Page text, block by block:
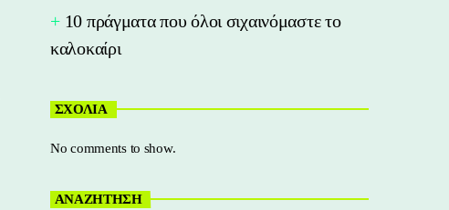
10 πράγματα που όλοι σιχαινόμαστε το
καλοκαίρι
ΣΧΟΛΙΑ
No comments to show.
ΑΝΑΖΗΤΗΣΗ